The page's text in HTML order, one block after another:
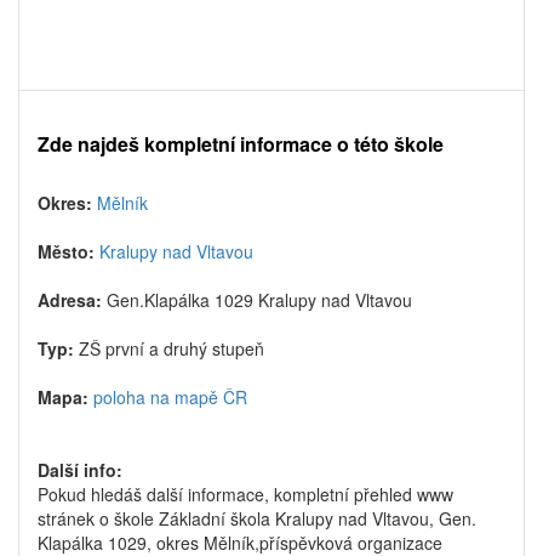
Zde najdeš kompletní informace o této škole
Okres: Mělník
Město: Kralupy nad Vltavou
Adresa: Gen.Klapálka 1029 Kralupy nad Vltavou
Typ: ZŠ první a druhý stupeň
Mapa: poloha na mapě ČR
Další info:
Pokud hledáš další informace, kompletní přehled www
stránek o škole Základní škola Kralupy nad Vltavou, Gen.
Klapálka 1029, okres Mělník,příspěvková organizace